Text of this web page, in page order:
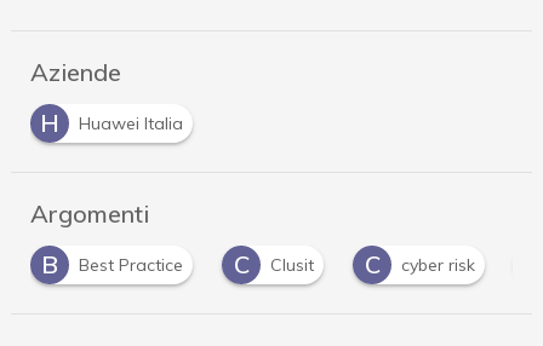
Aziende
H
Huawei Italia
Argomenti
C
Clusit C cyber risk Data Protection